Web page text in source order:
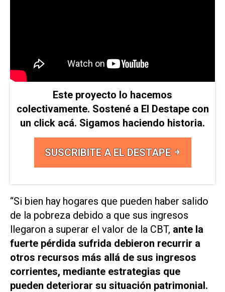
Este proyecto lo hacemos
colectivamente. Sostené a El Destape con
un click acá. Sigamos haciendo historia.
SUSCRIBITE A EL DESTAPE
“Si bien hay hogares que pueden haber salido
de la pobreza debido a que sus ingresos
llegaron a superar el valor de la CBT, ante la
fuerte pérdida sufrida debieron recurrir a
otros recursos más allá de sus ingresos
corrientes, mediante estrategias que
pueden deteriorar su situación patrimonial.